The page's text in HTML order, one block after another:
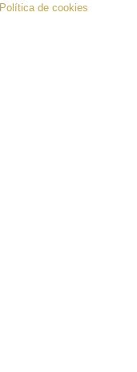
Política de cookies